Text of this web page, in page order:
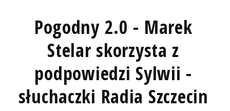
Pogodny 2.0 - Marek
Stelar skorzysta z
podpowiedzi Sylwii -
słuchaczki Radia Szczecin